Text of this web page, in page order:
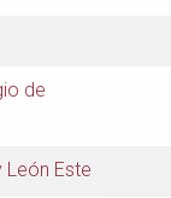
de
León Este